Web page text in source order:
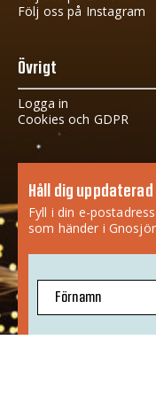
Följ oss på Instagram
Övrigt
Logga in
Cookies och GDPR
Håll dig uppdaterad
Fyll i din e-
som händer i
Förnamn
Jag godkänner